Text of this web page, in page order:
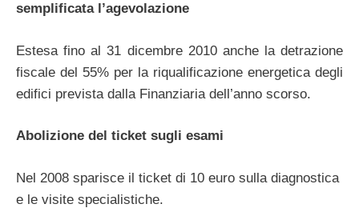
semplificata l’agevolazione
Estesa fino al 31 dicembre 2010 anche la detrazione
fiscale del 55% per la riqualificazione energetica degli
edifici prevista dalla Finanziaria dell’anno scorso.
Abolizione del ticket sugli esami
Nel 2008 sparisce il ticket di 10 euro sulla diagnostica
e le visite specialistiche.